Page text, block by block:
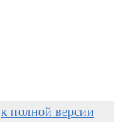
к полной версии